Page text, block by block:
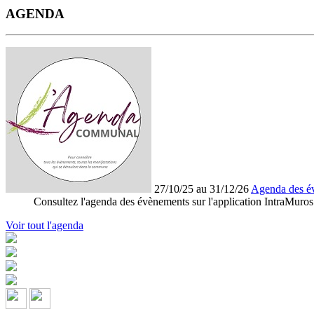
AGENDA
27/10/25 au 31/12/26 Agenda des
Consultez l'agenda des évènements sur l'application IntraMuros
Voir tout l'agenda